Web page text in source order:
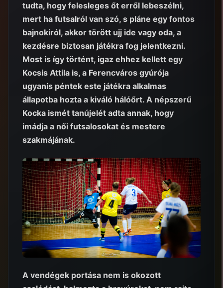
tudta, hogy felesleges őt erről lebeszélni,
mert ha futsalról van szó, s pláne egy fontos
bajnokiról, akkor törött ujj ide vagy oda, a
kezdésre biztosan játékra fog jelentkezni.
Most is így történt, igaz ehhez kellett egy
Kocsis Attila is, a Ferencváros gyúrója
ugyanis péntek este játékra alkalmas
állapotba hozta a kiváló hálóőrt. A népszerű
Kocka ismét tanújelét adta annak, hogy
imádja a női futsalosokat és mestere
szakmájának.
A vendégek portása nem is okozott